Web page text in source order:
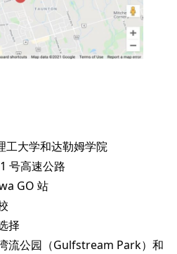
工大学和达勒姆学院
号高速公路
GO 站
择
流公园（Gulfstream Park）和